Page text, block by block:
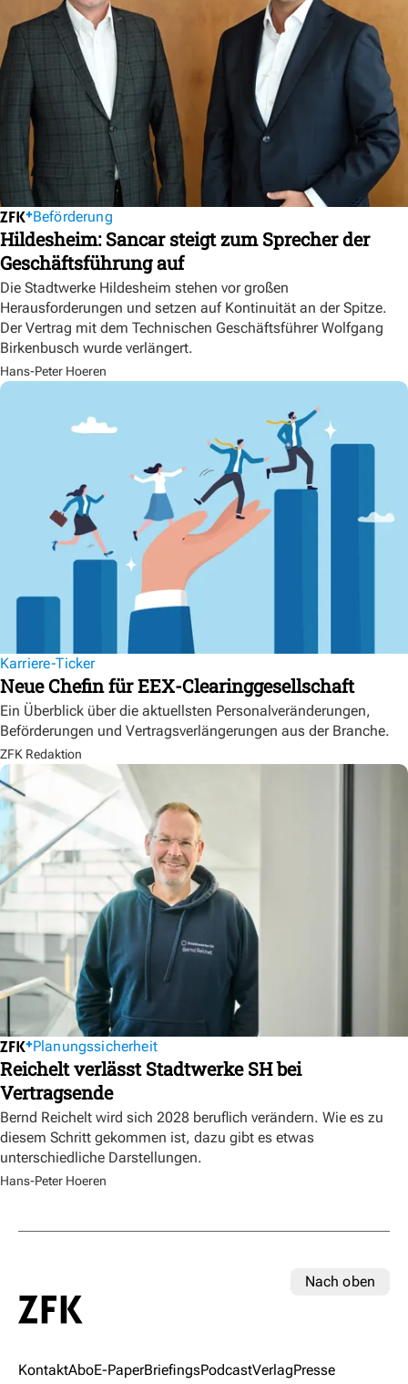
Beförderung
Hildesheim: Sancar steigt zum Sprecher der
Geschäftsführung auf
Die Stadtwerke Hildesheim stehen vor großen
Herausforderungen und setzen auf Kontinuität an der Spitze.
Der Vertrag mit dem Technischen Geschäftsführer Wolfgang
Birkenbusch wurde verlängert.
Hans-Peter Hoeren
Karriere-Ticker
Neue Chefin für EEX-Clearinggesellschaft
Ein Überblick über die aktuellsten Personalveränderungen,
Beförderungen und Vertragsverlängerungen aus der Branche.
ZFK Redaktion
Planungssicherheit
Reichelt verlässt Stadtwerke SH bei
Vertragsende
Bernd Reichelt wird sich 2028 beruflich verändern. Wie es zu
diesem Schritt gekommen ist, dazu gibt es etwas
unterschiedliche Darstellungen.
Hans-Peter Hoeren
Nach oben
KontaktAboE-PaperBriefingsPodcastVerlagPresse